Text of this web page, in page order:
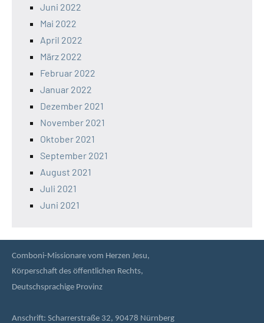
Juni 2022
Mai 2022
April 2022
März 2022
Februar 2022
Januar 2022
Dezember 2021
November 2021
Oktober 2021
September 2021
August 2021
Juli 2021
Juni 2021
Comboni-Missionare vom Herzen Jesu,
Körperschaft des öffentlichen Rechts,
Deutschsprachige Provinz
Anschrift: Scharrerstraße 32, 90478 Nürnberg